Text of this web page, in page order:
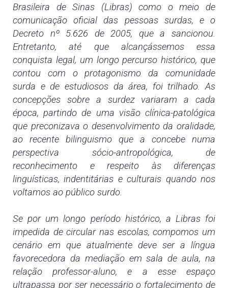
Brasileira de Sinas (Libras) como o meio de
comunicação oficial das pessoas surdas, e o
Decreto nº 5.626 de 2005, que a sancionou.
Entretanto, até que alcançássemos essa
conquista legal, um longo percurso histórico, que
contou com o protagonismo da comunidade
surda e de estudiosos da área, foi trilhado. As
concepções sobre a surdez variaram a cada
época, partindo de uma visão clínica-patológica
que preconizava o desenvolvimento da oralidade,
ao recente bilinguismo que a concebe numa
perspectiva sócio-antropológica, de
reconhecimento e respeito às diferenças
linguísticas, indentitárias e culturais quando nos
voltamos ao público surdo.
Se por um longo período histórico, a Libras foi
impedida de circular nas escolas, compomos um
cenário em que atualmente deve ser a língua
favorecedora da mediação em sala de aula, na
relação professor-aluno, e a esse espaço
ultrapassa por ser necessário o fortalecimento de